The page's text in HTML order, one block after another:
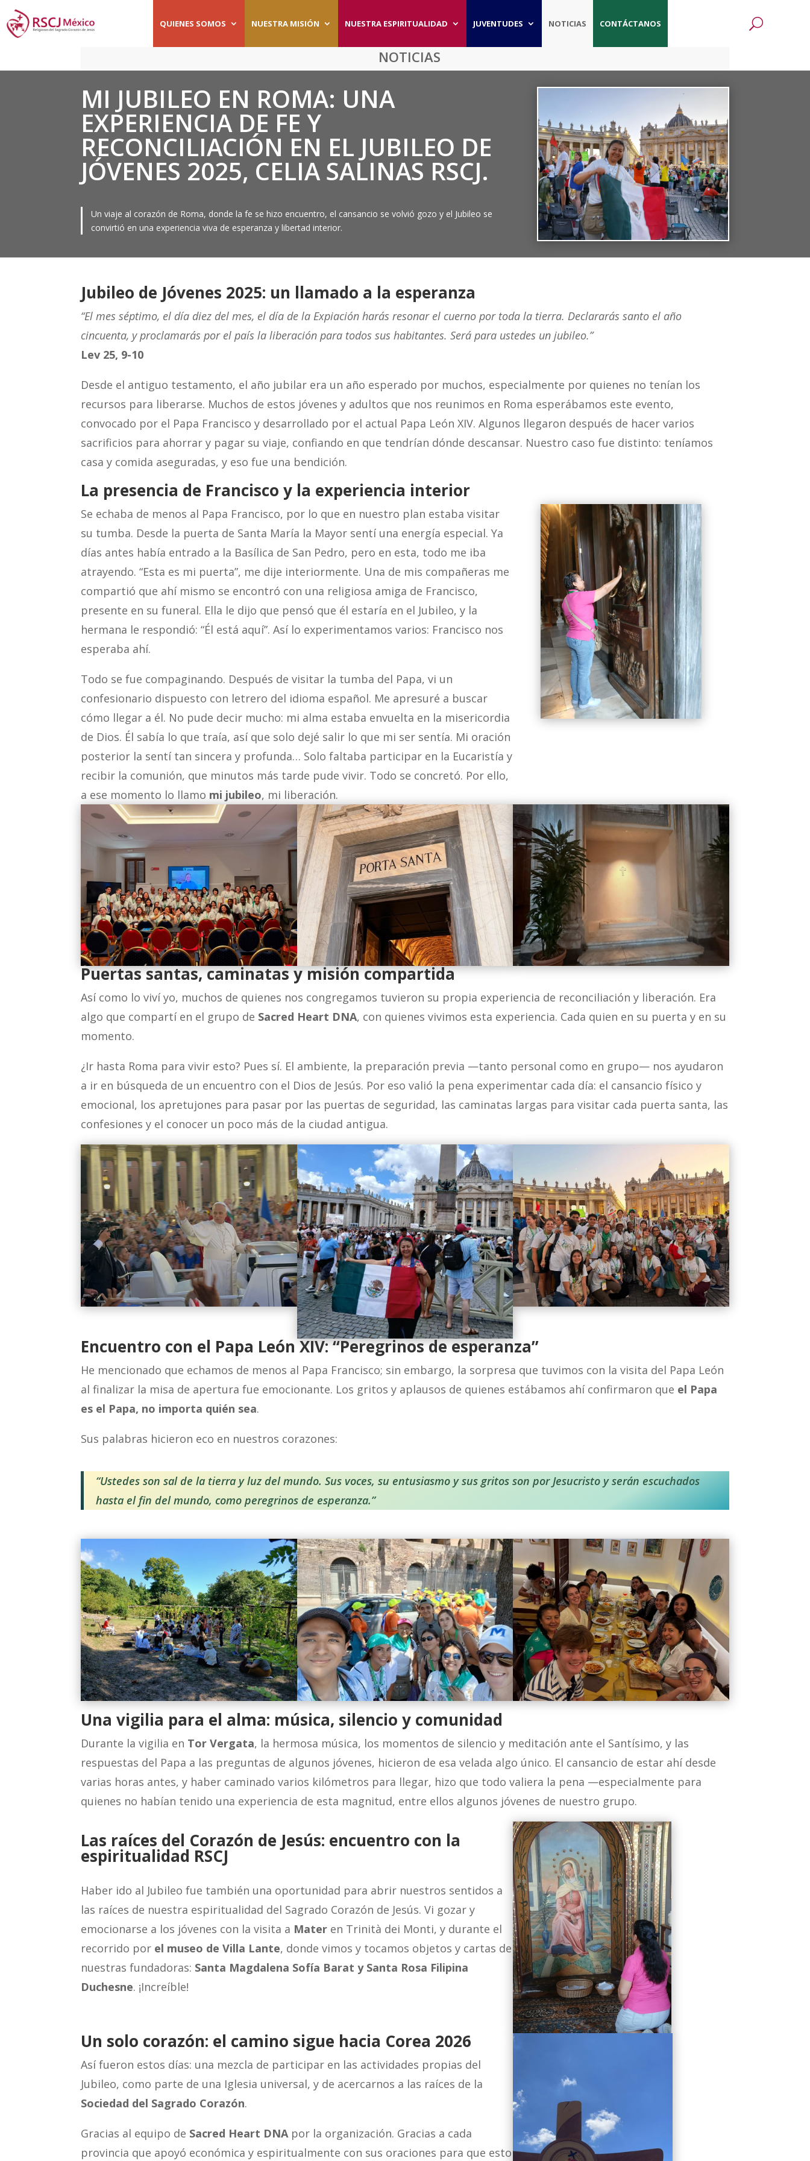
QUIENES SOMOS NUESTRA MISIÓN NUESTRA ESPIRITUALIDAD JUVENTUDES NOTICIAS CONTÁCTANOS
NOTICIAS
MI JUBILEO EN ROMA: UNA
EXPERIENCIA DE FE Y
RECONCILIACIÓN EN EL JUBILEO DE
JÓVENES 2025, CELIA SALINAS RSCJ.
Un viaje al corazón de Roma, donde la fe se hizo encuentro, el cansancio se volvió gozo y el Jubileo se
convirtió en una experiencia viva de esperanza y libertad interior.
Jubileo de Jóvenes 2025: un llamado a la esperanza
“El mes séptimo, el día diez del mes, el día de la Expiación harás resonar el cuerno por toda la tierra. Declararás santo el año
cincuenta, y proclamarás por el país la liberación para todos sus habitantes. Será para ustedes un jubileo.”
Lev 25, 9-10
Desde el antiguo testamento, el año jubilar era un año esperado por muchos, especialmente por quienes no tenían los
recursos para liberarse. Muchos de estos jóvenes y adultos que nos reunimos en Roma esperábamos este evento,
convocado por el Papa Francisco y desarrollado por el actual Papa León XIV. Algunos llegaron después de hacer varios
sacrificios para ahorrar y pagar su viaje, confiando en que tendrían dónde descansar. Nuestro caso fue distinto: teníamos
casa y comida aseguradas, y eso fue una bendición.
La presencia de Francisco y la experiencia interior
Se echaba de menos al Papa Francisco, por lo que en nuestro plan estaba visitar
su tumba. Desde la puerta de Santa María la Mayor sentí una energía especial. Ya
días antes había entrado a la Basílica de San Pedro, pero en esta, todo me iba
atrayendo. “Esta es mi puerta”, me dije interiormente. Una de mis compañeras me
compartió que ahí mismo se encontró con una religiosa amiga de Francisco,
presente en su funeral. Ella le dijo que pensó que él estaría en el Jubileo, y la
hermana le respondió: “Él está aquí”. Así lo experimentamos varios: Francisco nos
esperaba ahí.
Todo se fue compaginando. Después de visitar la tumba del Papa, vi un
confesionario dispuesto con letrero del idioma español. Me apresuré a buscar
cómo llegar a él. No pude decir mucho: mi alma estaba envuelta en la misericordia
de Dios. Él sabía lo que traía, así que solo dejé salir lo que mi ser sentía. Mi oración
posterior la sentí tan sincera y profunda… Solo faltaba participar en la Eucaristía y
recibir la comunión, que minutos más tarde pude vivir. Todo se concretó. Por ello,
a ese momento lo llamo mi jubileo, mi liberación.
Puertas santas, caminatas y misión compartida
Así como lo viví yo, muchos de quienes nos congregamos tuvieron su propia experiencia de reconciliación y liberación. Era
algo que compartí en el grupo de Sacred Heart DNA, con quienes vivimos esta experiencia. Cada quien en su puerta y en su
momento.
¿Ir hasta Roma para vivir esto? Pues sí. El ambiente, la preparación previa —tanto personal como en grupo— nos ayudaron
a ir en búsqueda de un encuentro con el Dios de Jesús. Por eso valió la pena experimentar cada día: el cansancio físico y
emocional, los apretujones para pasar por las puertas de seguridad, las caminatas largas para visitar cada puerta santa, las
confesiones y el conocer un poco más de la ciudad antigua.
Encuentro con el Papa León XIV: “Peregrinos de esperanza”
He mencionado que echamos de menos al Papa Francisco; sin embargo, la sorpresa que tuvimos con la visita del Papa León
al finalizar la misa de apertura fue emocionante. Los gritos y aplausos de quienes estábamos ahí confirmaron que el Papa
es el Papa, no importa quién sea.
Sus palabras hicieron eco en nuestros corazones:
“Ustedes son sal de la tierra y luz del mundo. Sus voces, su entusiasmo y sus gritos son por Jesucristo y serán escuchados
hasta el fin del mundo, como peregrinos de esperanza.”
Una vigilia para el alma: música, silencio y comunidad
Durante la vigilia en Tor Vergata, la hermosa música, los momentos de silencio y meditación ante el Santísimo, y las
respuestas del Papa a las preguntas de algunos jóvenes, hicieron de esa velada algo único. El cansancio de estar ahí desde
varias horas antes, y haber caminado varios kilómetros para llegar, hizo que todo valiera la pena —especialmente para
quienes no habían tenido una experiencia de esta magnitud, entre ellos algunos jóvenes de nuestro grupo.
Las raíces del Corazón de Jesús: encuentro con la
espiritualidad RSCJ
Haber ido al Jubileo fue también una oportunidad para abrir nuestros sentidos a
las raíces de nuestra espiritualidad del Sagrado Corazón de Jesús. Vi gozar y
emocionarse a los jóvenes con la visita a Mater en Trinità dei Monti, y durante el
recorrido por el museo de Villa Lante, donde vimos y tocamos objetos y cartas de
nuestras fundadoras: Santa Magdalena Sofía Barat y Santa Rosa Filipina
Duchesne. ¡Increíble!
Un solo corazón: el camino sigue hacia Corea 2026
Así fueron estos días: una mezcla de participar en las actividades propias del
Jubileo, como parte de una Iglesia universal, y de acercarnos a las raíces de la
Sociedad del Sagrado Corazón.
Gracias al equipo de Sacred Heart DNApor la organización. Gracias a cada
provincia que apoyó económica y espiritualmente con sus oraciones para que esto